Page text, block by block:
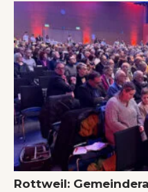
Rottweil: